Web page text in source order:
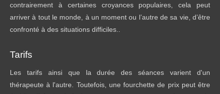
contrairement à certaines croyances populaires, cela peut
arriver à tout le monde, à un moment ou l’autre de sa vie, d’être
confronté à des situations difficiles..
Tarifs
Les tarifs ainsi que la durée des séances varient d'un
thérapeute à l'autre. Toutefois, une fourchette de prix peut être